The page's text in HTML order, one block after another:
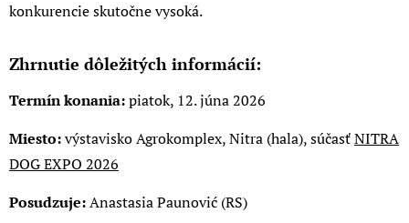
konkurencie skutočne vysoká.
Zhrnutie dôležitých informácií:
Termín konania:piatok, 12. júna 2026
Miesto:výstavisko Agrokomplex, Nitra (hala), súčasťNITRA
DOG EXPO 2026
Posudzuje:Anastasia Paunović (RS)